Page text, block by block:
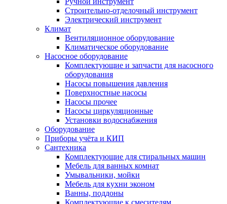
Строительно-отделочный инструмент
Электрический инструмент
Климат
Вентиляционное оборудование
Климатическое оборудование
Насосное оборудование
Комплектующие и запчасти для насосного
оборудования
Насосы повышения давления
Поверхностные насосы
Насосы прочее
Насосы циркуляционные
Установки водоснабжения
Оборудование
Приборы учёта и КИП
Сантехника
Комплектующие для стиральных машин
Мебель для ванных комнат
Умывальники, мойки
Мебель для кухни эконом
Ванны, поддоны
Комплектующие к смесителям